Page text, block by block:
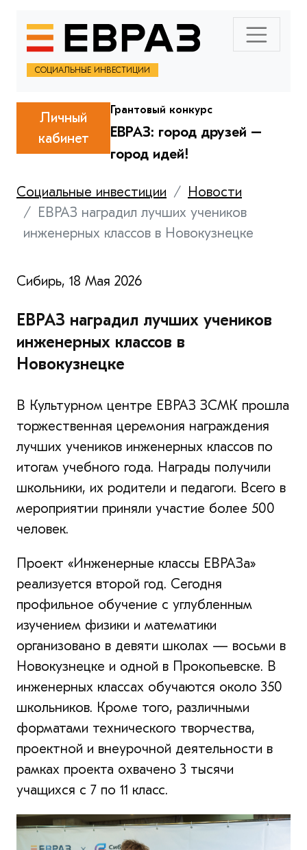
СОЦИАЛЬНЫЕ ИНВЕСТИЦИИ
Личный
кабинет
Грантовый конкурс
ЕВРАЗ: город друзей –
город идей!
Социальные инвестиции
Новости
ЕВРАЗ наградил лучших учеников
инженерных классов в Новокузнецке
Сибирь, 18 Мая 2026
ЕВРАЗ наградил лучших учеников
инженерных классов в
Новокузнецке
В Культурном центре ЕВРАЗ ЗСМК прошла
торжественная церемония награждения
лучших учеников инженерных классов по
итогам учебного года. Награды получили
школьники, их родители и педагоги. Всего в
мероприятии приняли участие более 500
человек.
Проект «Инженерные классы ЕВРАЗа»
реализуется второй год. Сегодня
профильное обучение с углубленным
изучением физики и математики
организовано в девяти школах — восьми в
Новокузнецке и одной в Прокопьевске. В
инженерных классах обучаются около 350
школьников. Кроме того, различными
форматами технического творчества,
проектной и внеурочной деятельности в
рамках проекта охвачено 3 тысячи
учащихся с 7 по 11 класс.